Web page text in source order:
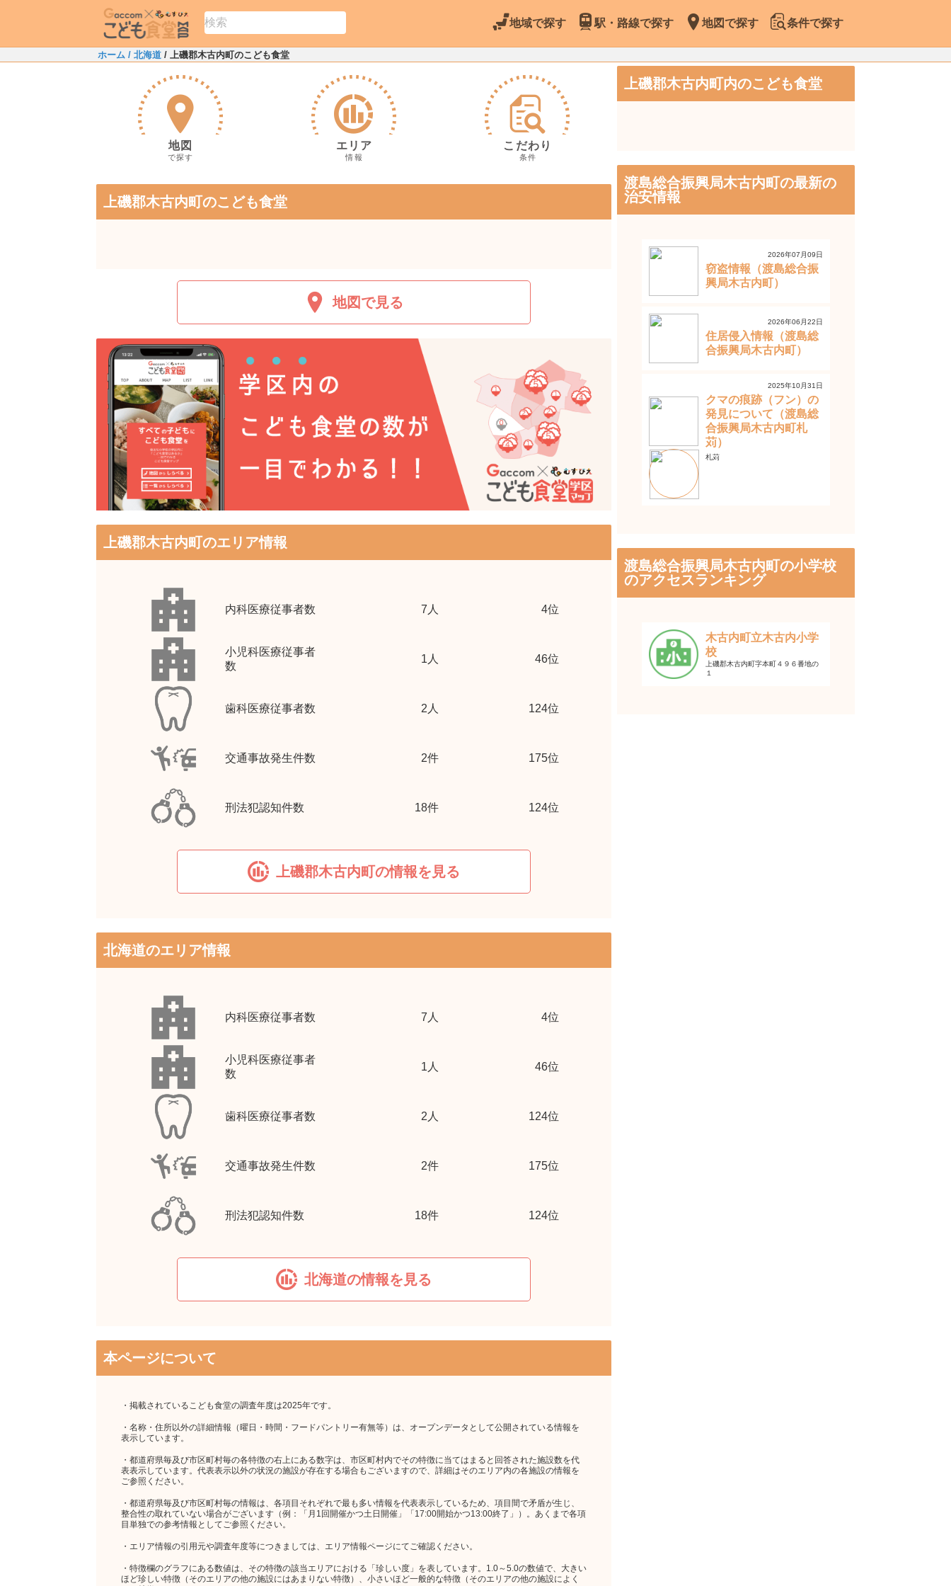
地域で探す 駅・路線で探す 地図で探す 条件で探す
ホーム / 北海道 / 上磯郡木古内町のこども食堂
地図
で探す
エリア
情報
こだわり
条件
上磯郡木古内町のこども食堂
地図で見る
上磯郡木古内町のエリア情報
内科医療従事者数 7 人 4位
小児科医療従事者
数
1 人 46位
歯科医療従事者数 2 人 124位
交通事故発生件数 2件 175位
刑法犯認知件数 18件 124位
上磯郡木古内町の情報を見る
北海道のエリア情報
内科医療従事者数 7 人 4位
小児科医療従事者
数
1 人 46位
歯科医療従事者数 2 人 124位
交通事故発生件数 2件 175位
刑法犯認知件数 18件 124位
北海道の情報を見る
本ページについて
・掲載されているこども食堂の調査年度は2025年です。
・名称・住所以外の詳細情報（曜日・時間・フードパントリー有無等）は、オープンデータとして公開されている情報を
表示しています。
・都道府県毎及び市区町村毎の各特徴の右上にある数字は、市区町村内でその特徴に当てはまると回答された施設数を代
表表示しています。代表表示以外の状況の施設が存在する場合もございますので、詳細はそのエリア内の各施設の情報を
ご参照ください。
・都道府県毎及び市区町村毎の情報は、各項目それぞれで最も多い情報を代表表示しているため、項目間で矛盾が生じ、
整合性の取れていない場合がございます（例：「月1回開催かつ土日開催」「17:00開始かつ13:00終了」）。あくまで各項
目単独での参考情報としてご参照ください。
・エリア情報の引用元や調査年度等につきましては、エリア情報ページにてご確認ください。
・特徴欄のグラフにある数値は、その特徴の該当エリアにおける「珍しい度」を表しています。1.0～5.0の数値で、大きい
ほど珍しい特徴（そのエリアの他の施設にはあまりない特徴）、小さいほど一般的な特徴（そのエリアの他の施設によく
上磯郡木古内町内のこども食堂
渡島総合振興局木古内町の最新の
治安情報
2026年07月09日
窃盗情報（渡島総合振
興局木古内町）
2026年06月22日
住居侵入情報（渡島総
合振興局木古内町）
2025年10月31日
クマの痕跡（フン）の
発見について（渡島総
合振興局木古内町札
苅）
札苅
渡島総合振興局木古内町の小学校
のアクセスランキング
木古内町立木古内小学
校
上磯郡木古内町字本町４９６番地の
１